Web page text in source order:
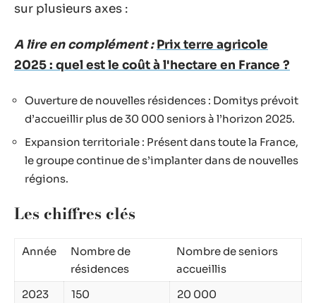
sur plusieurs axes :
A lire en complément : Prix terre agricole
2025 : quel est le coût à l'hectare en France ?
Ouverture de nouvelles résidences : Domitys prévoit
d’accueillir plus de 30 000 seniors à l’horizon 2025.
Expansion territoriale : Présent dans toute la France,
le groupe continue de s’implanter dans de nouvelles
régions.
Les chiffres clés
Année
Nombre de
résidences
Nombre de seniors
accueillis
2023
150
20 000